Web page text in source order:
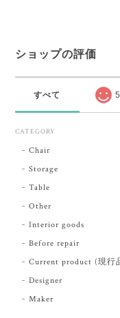
ショップの評価
すべて
CATEGORY
Chair
Storage
Table
Other
Interior goods
Before repair
Current product (現行
Designer
Maker